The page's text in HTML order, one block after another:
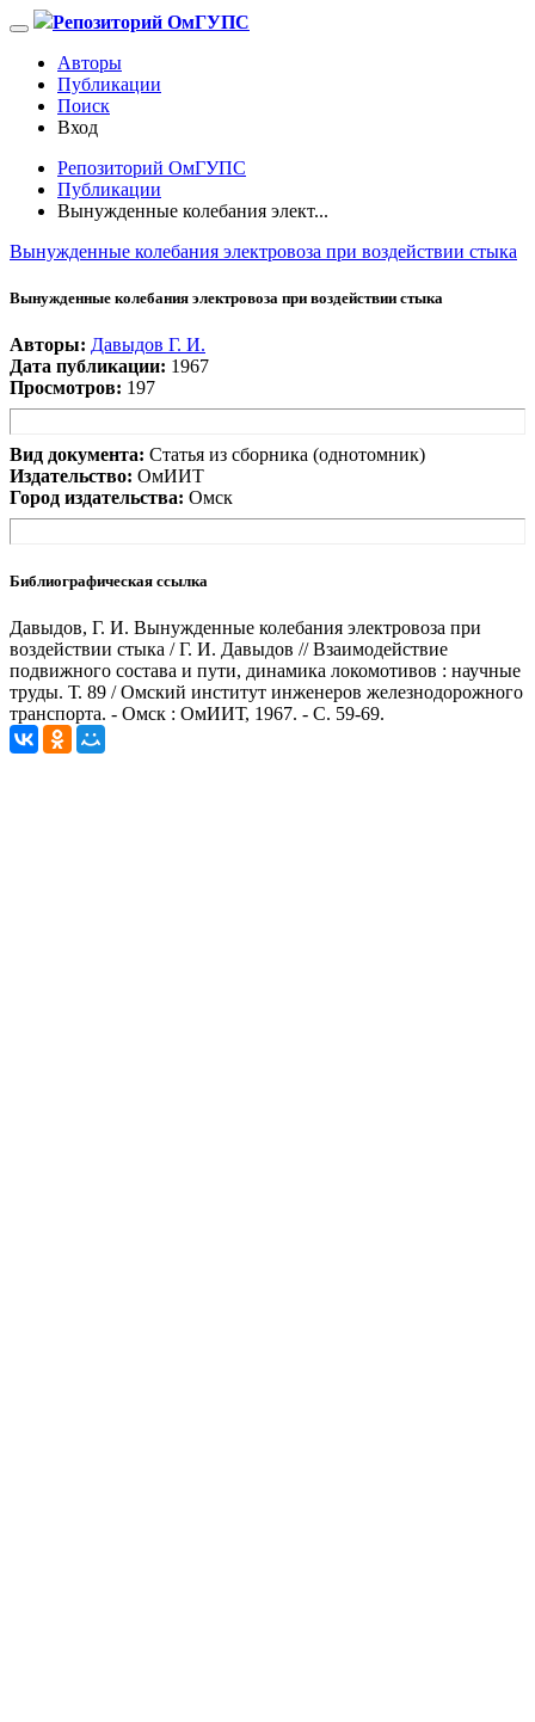
Репозиторий ОмГУПС
Авторы
Публикации
Поиск
Вход
Репозиторий ОмГУПС
Публикации
Вынужденные колебания элект...
Вынужденные колебания электровоза при воздействии стыка
Вынужденные колебания электровоза при воздействии стыка
Авторы: Давыдов Г. И.
Дата публикации: 1967
Просмотров: 197
Вид документа: Статья из сборника (однотомник)
Издательство: ОмИИТ
Город издательства: Омск
Библиографическая ссылка
Давыдов, Г. И. Вынужденные колебания электровоза при
воздействии стыка / Г. И. Давыдов // Взаимодействие
подвижного состава и пути, динамика локомотивов : научные
труды. Т. 89 / Омский институт инженеров железнодорожного
транспорта. - Омск : ОмИИТ, 1967. - С. 59-69.